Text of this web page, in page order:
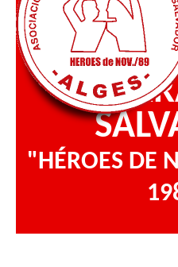
Nuestros
"HÉROES DE